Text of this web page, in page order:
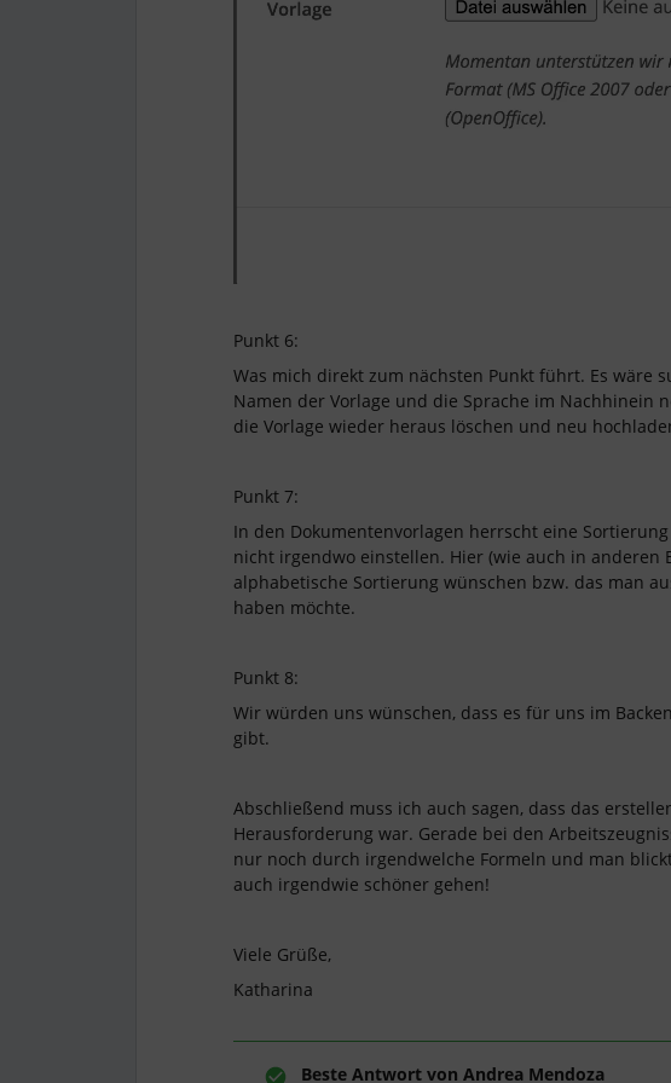
Punkt 6:
Was mich direkt zum nächsten Punkt führt. Es wäre
Namen der Vorlage und die Sprache im Nachhinein
die Vorlage wieder heraus löschen und neu
Punkt 7:
In den Dokumentenvorlagen herrscht eine
nicht irgendwo einstellen. Hier (wie auch in anderen
alphabetische Sortierung wünschen bzw. das man
haben möchte.
Punkt 8:
Wir würden uns wünschen, dass es für uns im
gibt.
Abschließend muss ich auch sagen, dass das
Herausforderung war. Gerade bei den
nur noch durch irgendwelche Formeln und man
auch irgendwie schöner gehen!
Viele Grüße,
Katharina
Beste Antwort von Andrea Mendoza